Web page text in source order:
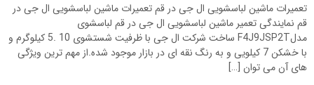
تعمیرات ماشین لباسشویی ال جی در قم تعمیرات ماشین لباسشویی ال جی در
قم نمایندگی تعمیر ماشین لباسشویی ال جی در قم لباسشوی
مدلF4J9JSP2T ساخت شرکت ال جی با ظرفیت شستشوی 10 .5 کیلوگرم و
با خشکن 7 کیلویی و به رنگ نقه ای در بازار موجود شده.از مهم ترین ویژگی
های آن می توان […]